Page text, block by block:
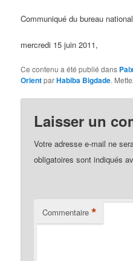
Communiqué du bureau national
mercredi 15 juin 2011,
Ce contenu a été publié dans
OrientparHabiba Bigdade.
Laisser un
Votre adresse e-mail ne
obligatoires sont indiqués
Commentaire *